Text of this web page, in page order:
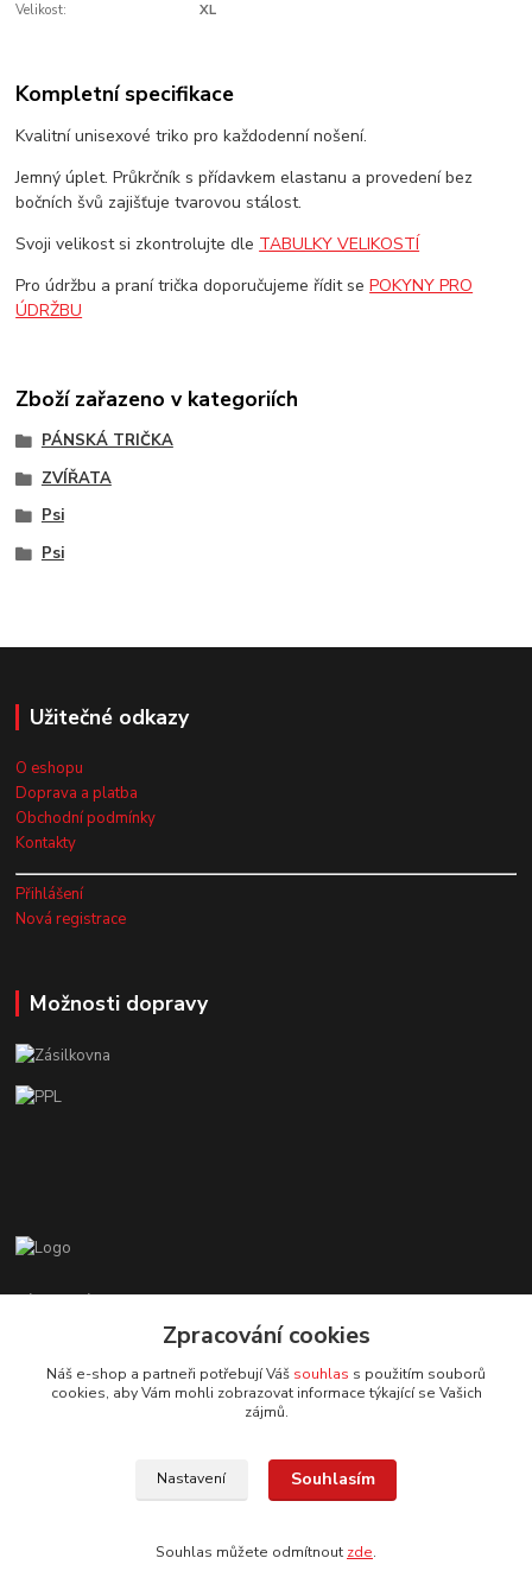
Velikost:
XL
Kompletní specifikace
Kvalitní unisexové triko pro každodenní nošení.
Jemný úplet. Průkrčník s přídavkem elastanu a provedení bez
bočních švů zajišťuje tvarovou stálost.
Svoji velikost si zkontrolujte dle TABULKY VELIKOSTÍ
Pro údržbu a praní trička doporučujeme řídit sePOKYNY PRO
ÚDRŽBU
Zboží zařazeno v kategoriích
PÁNSKÁ TRIČKA
ZVÍŘATA
Psi
Psi
Užitečné odkazy
O eshopu
Doprava a platba
Obchodní podmínky
Kontakty
Přihlášení
Nová registrace
Možnosti dopravy
Zákaznická podpora EshopMB.cz
+420 606 622 002
eshopmb@seznam.cz
© Copyright 2024 Martha Black
Zpracování cookies
Náš e-shop a partneři potřebují Váš souhlas s použitím souborů
cookies, aby Vám mohli zobrazovat informace týkající se Vašich
zájmů.
Nastavení Souhlasím
Souhlas můžete odmítnout zde.